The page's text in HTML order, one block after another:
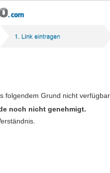
folgendem Grund nicht
noch nicht genehmigt.